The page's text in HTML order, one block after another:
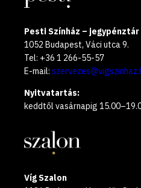
Pesti Színház – jegypénztár
1052 Budapest, Váci utca 9.
Tel: +36 1 266-55-57
E-mail:
Nyitvatartás:
keddtől vasárnapig
Víg Szalon